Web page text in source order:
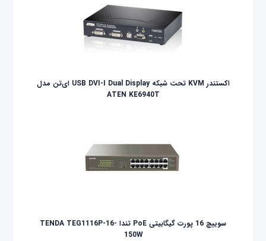
اکستندر KVM تحت شبکه USB DVI-I Dual Display ای‌تن مدل
ATEN KE6940T
سوییچ 16 پورت گیگابیتی PoE تندا TENDA TEG1116P-16-
150W